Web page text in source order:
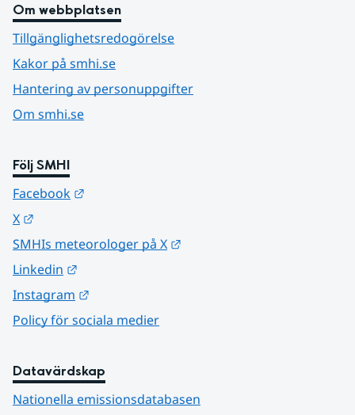
Om webbplatsen
Tillgänglighetsredogörelse
Kakor på smhi.se
Hantering av personuppgifter
Om smhi.se
Följ SMHI
Facebook
X
SMHIs meteorologer på X
Linkedin
Instagram
Policy för sociala medier
Datavärdskap
Nationella emissionsdatabasen